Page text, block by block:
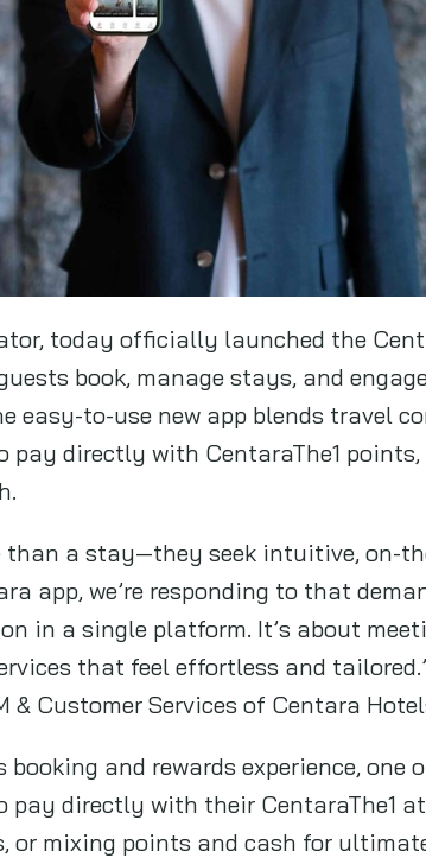
today officially launched the
book, manage stays, and
easy-to-use new app blends travel
pay directly with CentaraThe1
than a stay—they seek intuitive, on-
app, we’re responding to that
in a single platform. It’s about
that feel effortless and
Customer Services of Centara
and rewards experience, one
pay directly with their CentaraThe1
or mixing points and cash for